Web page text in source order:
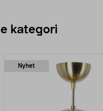
kategori
Nyhet